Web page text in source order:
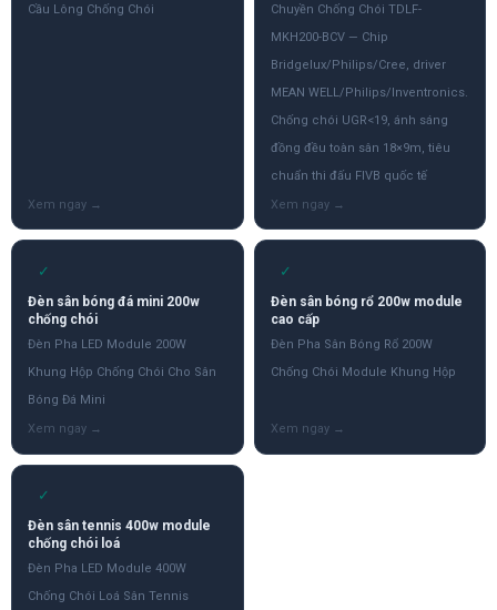
Cầu Lông Chống Chói
Chuyền Chống Chói TDLF-
MKH200-BCV — Chip
Bridgelux/Philips/Cree, driver
MEAN WELL/Philips/Inventronics.
Chống chói UGR<19, ánh sáng
đồng đều toàn sân 18×9m, tiêu
chuẩn thi đấu FIVB quốc tế
✓
Đèn sân bóng đá mini 200w
chống chói
Đèn Pha LED Module 200W
Khung Hộp Chống Chói Cho Sân
Bóng Đá Mini
✓
Đèn sân bóng rổ 200w module
cao cấp
Đèn Pha Sân Bóng Rổ 200W
Chống Chói Module Khung Hộp
✓
Đèn sân tennis 400w module
chống chói loá
Đèn Pha LED Module 400W
Chống Chói Loá Sân Tennis